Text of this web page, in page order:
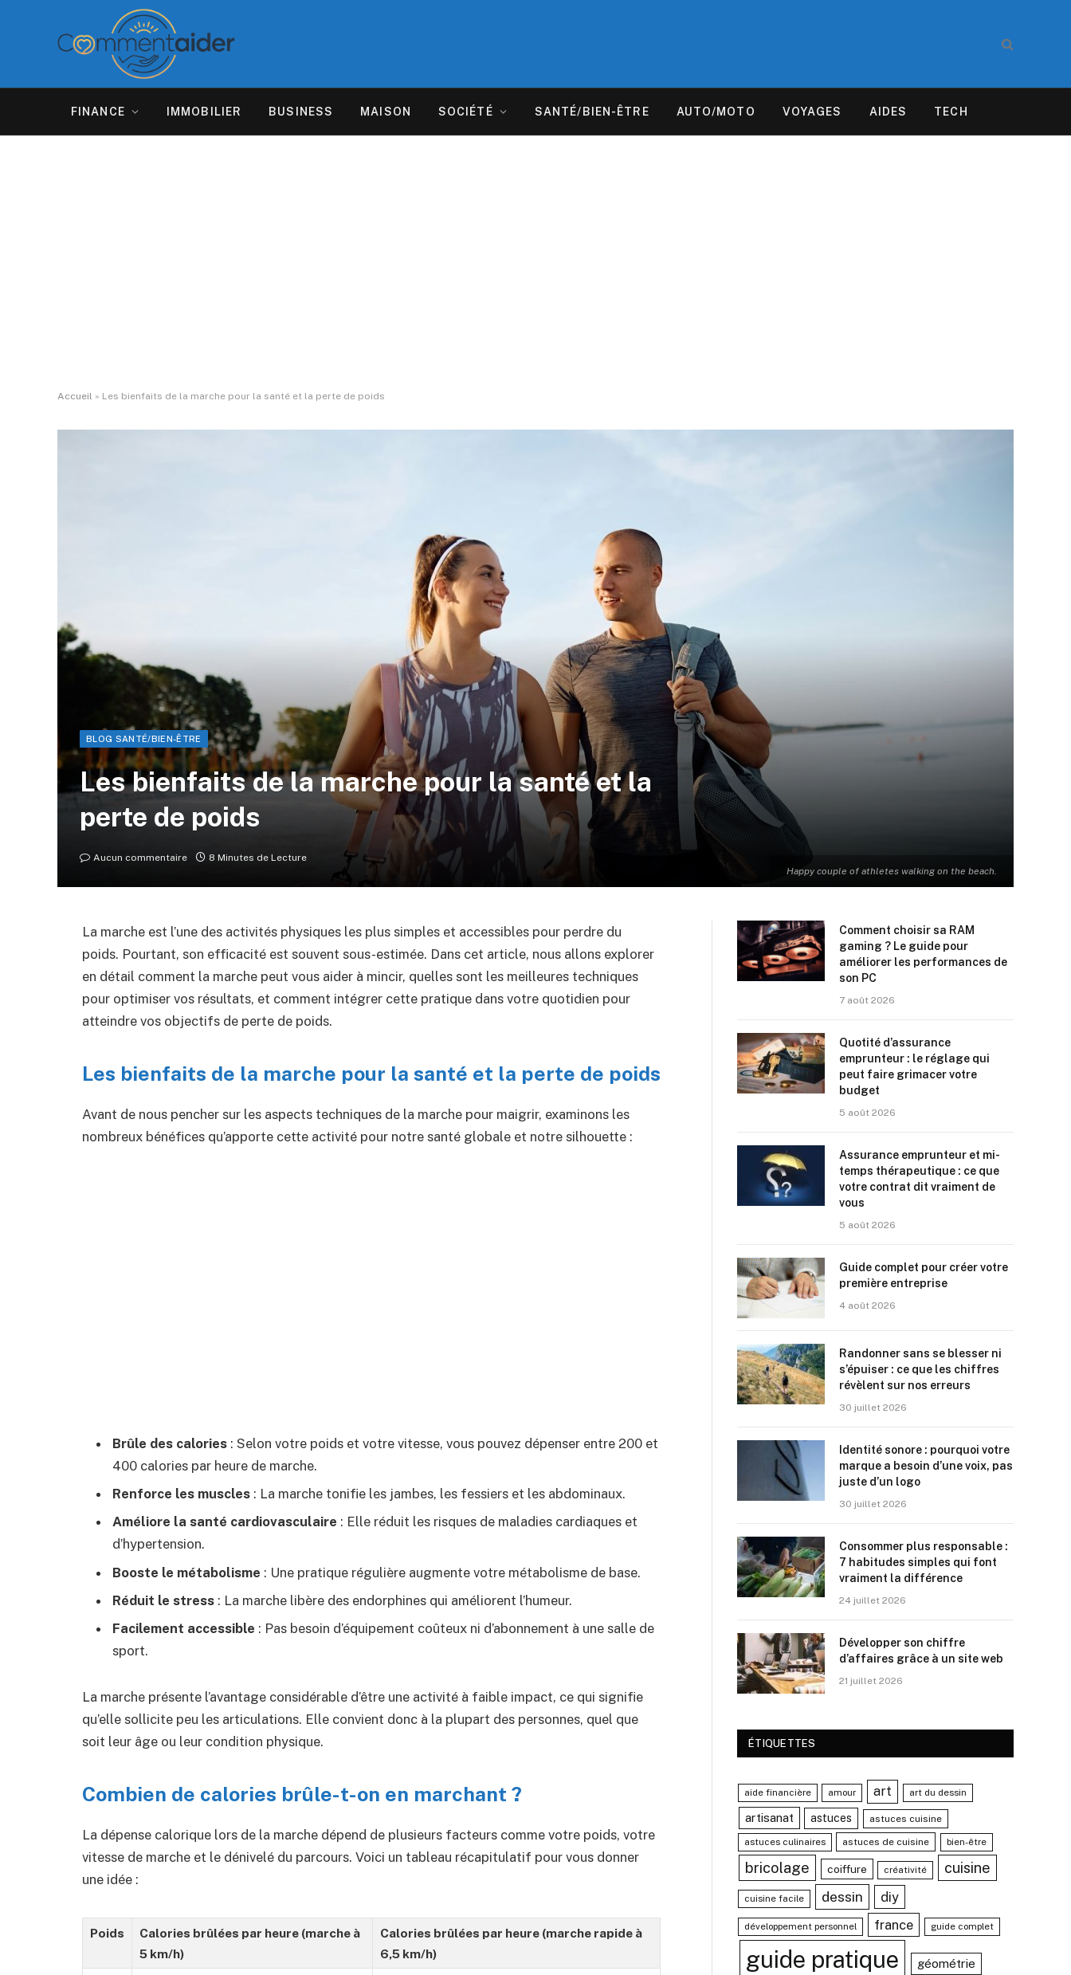
FINANCE IMMOBILIER BUSINESS MAISON SOCIÉTÉ SANTÉ/BIEN-ÊTRE AUTO/MOTO VOYAGES AIDES TECH
Accueil » Les bienfaits de la marche pour la santé et la perte de poids
Happy couple of athletes walking on the beach.
BLOG SANTÉ/BIEN-ÊTRE
Les bienfaits de la marche pour la santé et la
perte de poids
Aucun commentaire 8 Minutes de Lecture
La marche est l’une des activités physiques les plus simples et accessibles pour perdre du
poids. Pourtant, son efficacité est souvent sous-estimée. Dans cet article, nous allons explorer
en détail comment la marche peut vous aider à mincir, quelles sont les meilleures techniques
pour optimiser vos résultats, et comment intégrer cette pratique dans votre quotidien pour
atteindre vos objectifs de perte de poids.
Les bienfaits de la marche pour la santé et la perte de poids
Avant de nous pencher sur les aspects techniques de la marche pour maigrir, examinons les
nombreux bénéfices qu’apporte cette activité pour notre santé globale et notre silhouette :
Brûle des calories : Selon votre poids et votre vitesse, vous pouvez dépenser entre 200 et
400 calories par heure de marche.
Renforce les muscles : La marche tonifie les jambes, les fessiers et les abdominaux.
Améliore la santé cardiovasculaire : Elle réduit les risques de maladies cardiaques et
d’hypertension.
Booste le métabolisme : Une pratique régulière augmente votre métabolisme de base.
Réduit le stress : La marche libère des endorphines qui améliorent l’humeur.
Facilement accessible : Pas besoin d’équipement coûteux ni d’abonnement à une salle de
sport.
La marche présente l’avantage considérable d’être une activité à faible impact, ce qui signifie
qu’elle sollicite peu les articulations. Elle convient donc à la plupart des personnes, quel que
soit leur âge ou leur condition physique.
Combien de calories brûle-t-on en marchant ?
La dépense calorique lors de la marche dépend de plusieurs facteurs comme votre poids, votre
vitesse de marche et le dénivelé du parcours. Voici un tableau récapitulatif pour vous donner
une idée :
Poids
Calories brûlées par heure (marche à
5 km/h)
Calories brûlées par heure (marche rapide à
6,5 km/h)
Comment choisir sa RAM
gaming ? Le guide pour
améliorer les performances de
son PC
7 août 2026
Quotité d’assurance
emprunteur : le réglage qui
peut faire grimacer votre
budget
5 août 2026
Assurance emprunteur et mi-
temps thérapeutique : ce que
votre contrat dit vraiment de
vous
5 août 2026
Guide complet pour créer votre
première entreprise
4 août 2026
Randonner sans se blesser ni
s’épuiser : ce que les chiffres
révèlent sur nos erreurs
30 juillet 2026
Identité sonore : pourquoi votre
marque a besoin d’une voix, pas
juste d’un logo
30 juillet 2026
Consommer plus responsable :
7 habitudes simples qui font
vraiment la différence
24 juillet 2026
Développer son chiffre
d’affaires grâce à un site web
21 juillet 2026
ÉTIQUETTES
aide financière amour art art du dessin
artisanat astuces astuces cuisine
astuces culinaires astuces de cuisine bien-être
bricolage coiffure créativité cuisine
cuisine facile dessin diy
développement personnel france guide complet
guide pratique géométrie